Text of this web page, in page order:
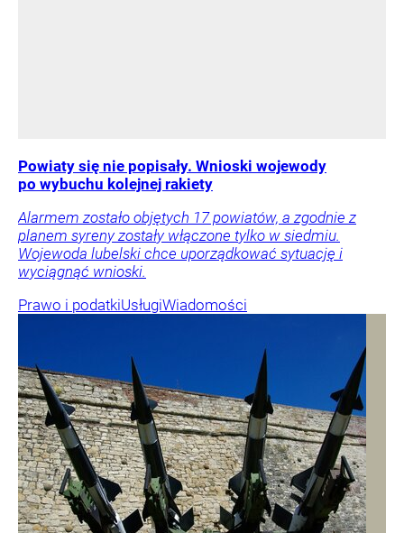
Powiaty się nie popisały. Wnioski wojewody
po wybuchu kolejnej rakiety
Alarmem zostało objętych 17 powiatów, a zgodnie z
planem syreny zostały włączone tylko w siedmiu.
Wojewoda lubelski chce uporządkować sytuację i
wyciągnąć wnioski.
Prawo i podatkiUsługiWiadomości